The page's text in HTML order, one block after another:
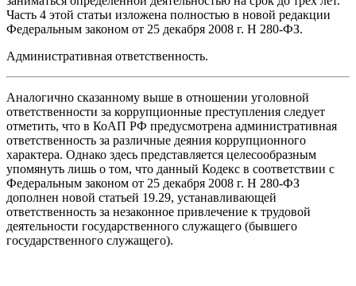
Часть 4 этой статьи изложена полностью в новой редакции
Федеральным законом от 25 декабря 2008 г. Н 280-ФЗ.
Административная ответственность.
Аналогично сказанному выше в отношении уголовной
ответственности за коррупционные преступления следует
отметить, что в КоАП РФ предусмотрена административная
ответственность за различные деяния коррупционного
характера. Однако здесь представляется целесообразным
упомянуть лишь о том, что данный Кодекс в соответствии с
Федеральным законом от 25 декабря 2008 г. Н 280-ФЗ
дополнен новой статьей 19.29, устанавливающей
ответственность за незаконное привлечение к трудовой
деятельности государственного служащего (бывшего
государственного служащего).